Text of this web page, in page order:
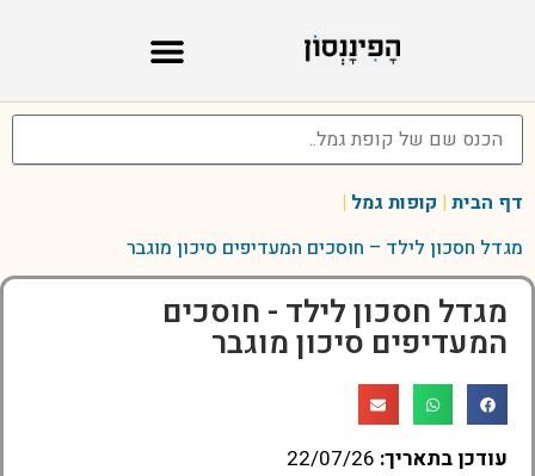
דף הבית | קופות גמל |
מגדל חסכון לילד – חוסכים המעדיפים סיכון מוגבר
מגדל חסכון לילד - חוסכים
המעדיפים סיכון מוגבר
עודכן בתאריך: 22/07/26